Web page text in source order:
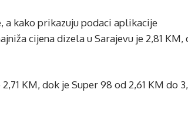
a kako prikazuju podaci aplikacije
cijena dizela u Sarajevu je 2,81 KM,
KM, dok je Super 98 od 2,61 KM do